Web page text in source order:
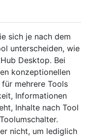
sich je nach dem
unterscheiden, wie
Desktop. Bei
konzeptionellen
mehrere Tools
Informationen
Inhalte nach Tool
nicht, um lediglich